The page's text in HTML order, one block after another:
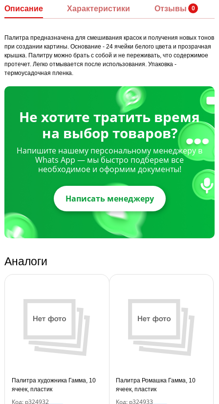
Описание Характеристики Отзывы
Палитра предназначена для смешивания красок и получения новых тонов
при создании картины. Основание - 24 ячейки белого цвета и прозрачная
крышка. Палитру можно брать с собой и не переживать, что содержимое
протечет. Легко отмывается после использования. Упаковка -
термоусадочная пленка.
Не хотите тратить время
на выбор товаров?
Напишите нашему персональному менеджеру в
Whats App — мы быстро подберем все
необходимое и оформим документы!
Написать менеджеру
Аналоги
Палитра художника Гамма, 10
ячеек, пластик
Код: р324932
Палитра Ромашка Гамма, 10
ячеек, пластик
Код: р324933